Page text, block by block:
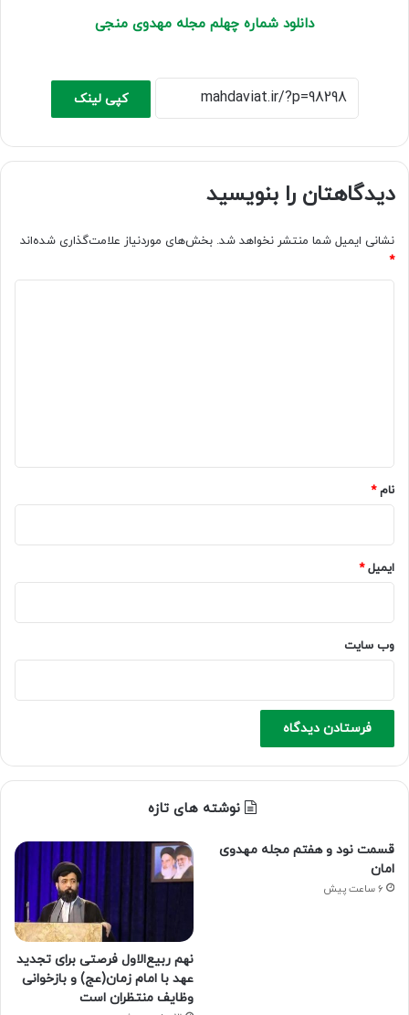
دانلود شماره چهلم مجله مهدوی منجی
کپی لینک
دیدگاهتان را بنویسید
نشانی ایمیل شما منتشر نخواهد شد. بخش‌های موردنیاز علامت‌گذاری شده‌اند
*
نام*
ایمیل*
وب‌ سایت
نوشته های تازه
قسمت نود و هفتم مجله مهدوی
امان
6 ساعت پیش
نهم ربیع‌الاول فرصتی برای تجدید
عهد با امام زمان(عج) و بازخوانی
وظایف منتظران است